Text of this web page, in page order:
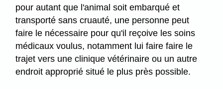
pour autant que l'animal soit embarqué et
transporté sans cruauté, une personne peut
faire le nécessaire pour qu'il reçoive les soins
médicaux voulus, notamment lui faire faire le
trajet vers une clinique vétérinaire ou un autre
endroit approprié situé le plus près possible.